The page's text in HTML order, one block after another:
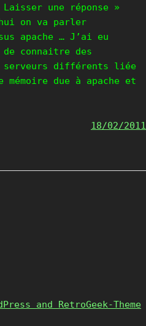
une réponse »
on va parler
apache … J’ai eu
connaitre des
serveurs différents liée
mémoire due à apache et
18/02/2011
and RetroGeek-Theme